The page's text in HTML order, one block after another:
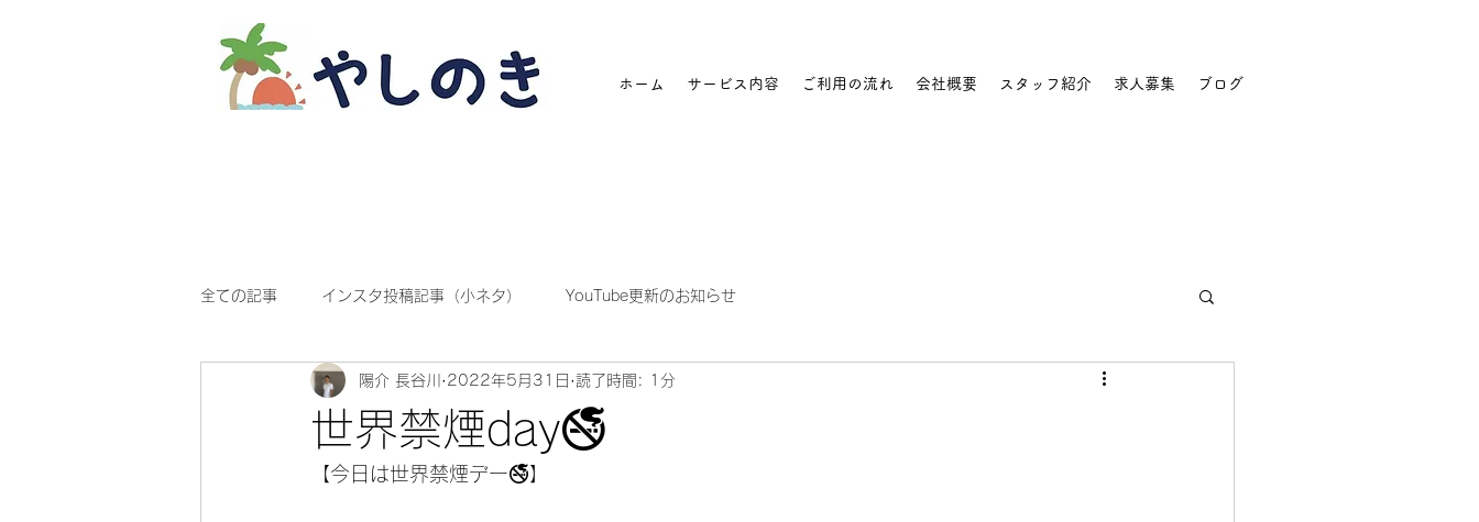
ホーム サービス内容 ご利用の流れ 会社概要 スタッフ紹介 求人募集 ブログ
全ての記事 インスタ投稿記事（小ネタ） YouTube更新のお知らせ
世界禁煙day🚭
陽介 長谷川 2022年5月31日 読了時間: 1分
【今日は世界禁煙デー🚭】